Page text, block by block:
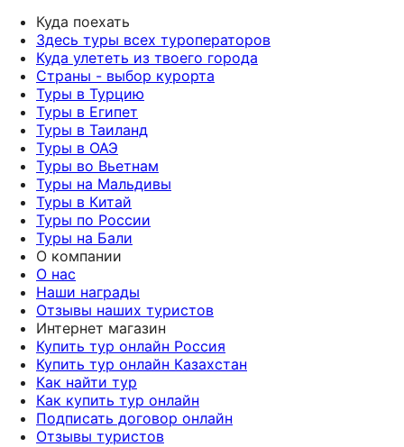
Куда поехать
Здесь туры всех туроператоров
Куда улететь из твоего города
Страны - выбор курорта
Туры в Турцию
Туры в Египет
Туры в Таиланд
Туры в ОАЭ
Туры во Вьетнам
Туры на Мальдивы
Туры в Китай
Туры по России
Туры на Бали
О компании
О нас
Наши награды
Отзывы наших туристов
Интернет магазин
Купить тур онлайн Россия
Купить тур онлайн Казахстан
Как найти тур
Как купить тур онлайн
Подписать договор онлайн
Отзывы туристов